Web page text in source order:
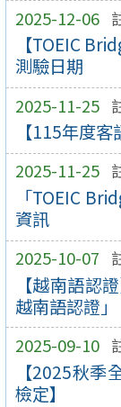
2025-12-06
【TOEIC
測驗日期
2025-11-25
【115年度客
2025-11-25
「TOEIC
資訊
2025-10-07
【越南語認
越南語認證」
2025-09-10
【2025秋
檢定】